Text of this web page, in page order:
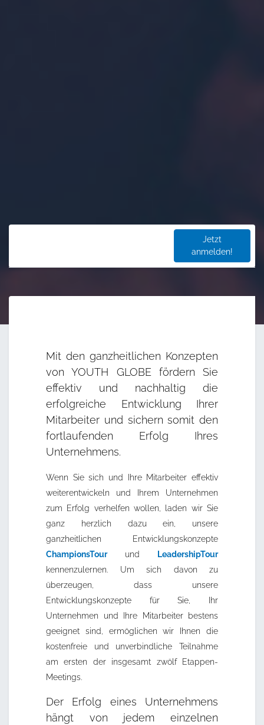
Jetzt
anmelden!
Mit den ganzheitlichen Konzepten
von YOUTH GLOBE fördern Sie
effektiv und nachhaltig die
erfolgreiche Entwicklung Ihrer
Mitarbeiter und sichern somit den
fortlaufenden Erfolg Ihres
Unternehmens.
Wenn Sie sich und Ihre Mitarbeiter effektiv
weiterentwickeln und Ihrem Unternehmen
zum Erfolg verhelfen wollen, laden wir Sie
ganz herzlich dazu ein, unsere
ganzheitlichen Entwicklungskonzepte
ChampionsTourund
LeadershipTour
kennenzulernen. Um sich davon zu
überzeugen, dass unsere
Entwicklungskonzepte für Sie, Ihr
Unternehmen und Ihre Mitarbeiter bestens
geeignet sind, ermöglichen wir Ihnen die
kostenfreie und unverbindliche Teilnahme
am ersten der insgesamt zwölf Etappen-
Meetings.
Der Erfolg eines Unternehmens
hängt von jedem einzelnen